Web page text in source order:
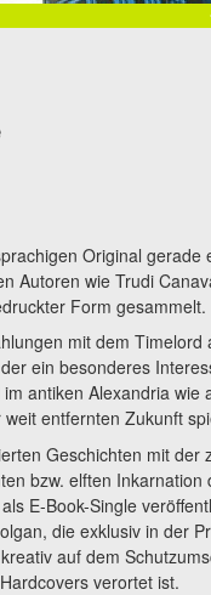
Original gerade
Autoren wie Trudi
Form gesammelt.
mit dem Timelord
ein besonderes
antiken Alexandria wie
weit entfernten Zukunft
Geschichten mit der
bzw. elften Inkarnation
E-Book-Single
die exklusiv in der
auf dem
verortet ist.